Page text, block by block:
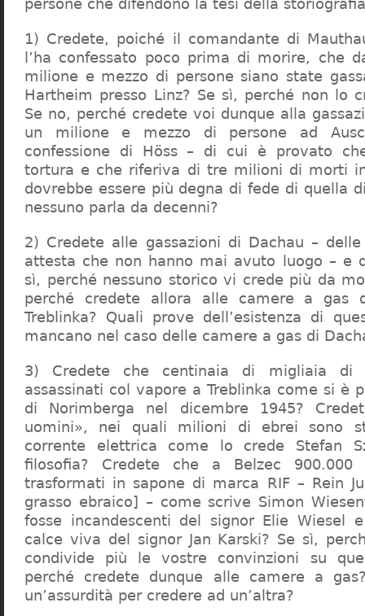
persone che difendono la tesi della
1) Credete, poiché il comandante di
l’ha confessato poco prima di morire, che
milione e mezzo di persone siano state
Hartheim presso Linz? Se sì, perché non lo
Se no, perché credete voi dunque alla
un milione e mezzo di persone ad
confessione di Höss – di cui è provato
tortura e che riferiva di tre milioni di morti
dovrebbe essere più degna di fede di quella
nessuno parla da decenni?
2) Credete alle gassazioni di Dachau –
attesta che non hanno mai avuto luogo – e
sì, perché nessuno storico vi crede più da
perché credete allora alle camere a gas
Treblinka? Quali prove dell’esistenza di
mancano nel caso delle camere a gas di
3) Credete che centinaia di migliaia di
assassinati col vapore a Treblinka come si è
di Norimberga nel dicembre 1945?
uomini», nei quali milioni di ebrei sono
corrente elettrica come lo crede Stefan
filosofia? Credete che a Belzec
trasformati in sapone di marca RIF – Rein
grasso ebraico] – come scrive Simon
fosse incandescenti del signor Elie Wiesel
calce viva del signor Jan Karski? Se sì,
condivide più le vostre convinzioni su
perché credete dunque alle camere a
un’assurdità per credere ad un’altra?